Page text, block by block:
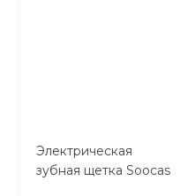
Электрическая
зубная щетка Soocas